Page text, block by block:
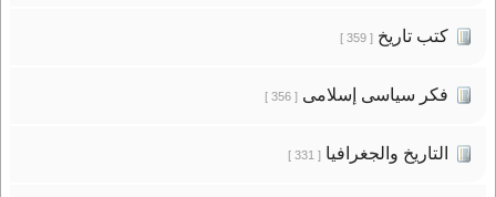
كتب تاريخ[ 359 ]
فكر سياسى إسلامى[ 356 ]
التاريخ والجغرافيا[ 331 ]